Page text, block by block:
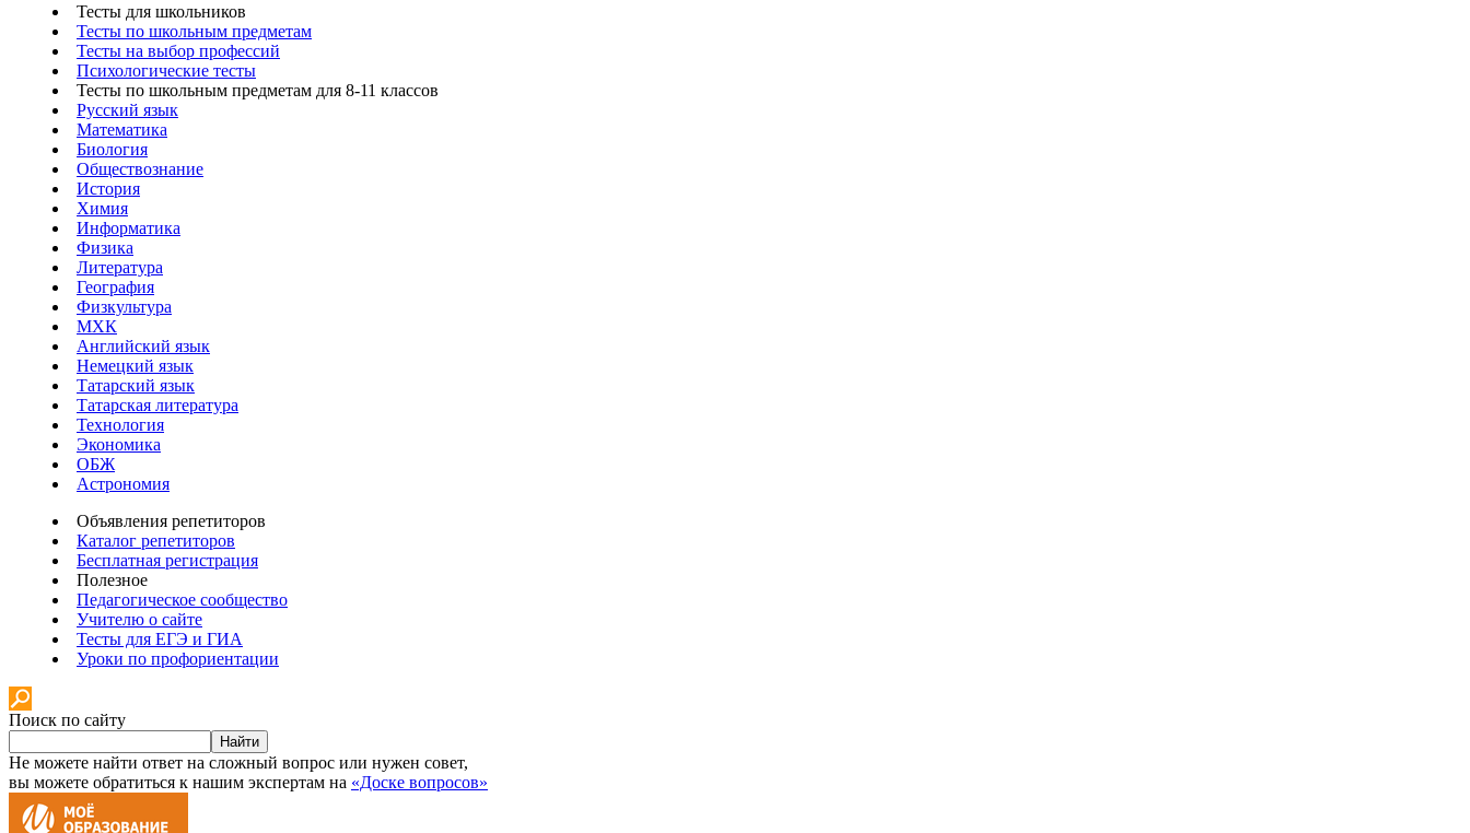
Тесты для школьников
Тесты по школьным предметам
Тесты на выбор профессий
Психологические тесты
Тесты по школьным предметам для 8-11 классов
Русский язык
Математика
Биология
Обществознание
История
Химия
Информатика
Физика
Литература
География
Физкультура
МХК
Английский язык
Немецкий язык
Татарский язык
Татарская литература
Технология
Экономика
ОБЖ
Астрономия
Объявления репетиторов
Каталог репетиторов
Бесплатная регистрация
Полезное
Педагогическое сообщество
Учителю о сайте
Тесты для ЕГЭ и ГИА
Уроки по профориентации
Поиск по сайту
Найти
Не можете найти ответ на сложный вопрос или нужен совет,
вы можете обратиться к нашим экспертам на «Доске вопросов»